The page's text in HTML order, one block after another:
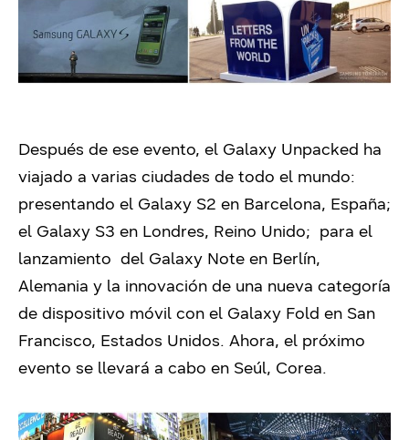
Después de ese evento, el Galaxy Unpacked ha
viajado a varias ciudades de todo el mundo:
presentando el Galaxy S2 en Barcelona, España;
el Galaxy S3 en Londres, Reino Unido; para el
lanzamiento del Galaxy Note en Berlín,
Alemania y la innovación de una nueva categoría
de dispositivo móvil con el Galaxy Fold en San
Francisco, Estados Unidos. Ahora, el próximo
evento se llevará a cabo en Seúl, Corea.